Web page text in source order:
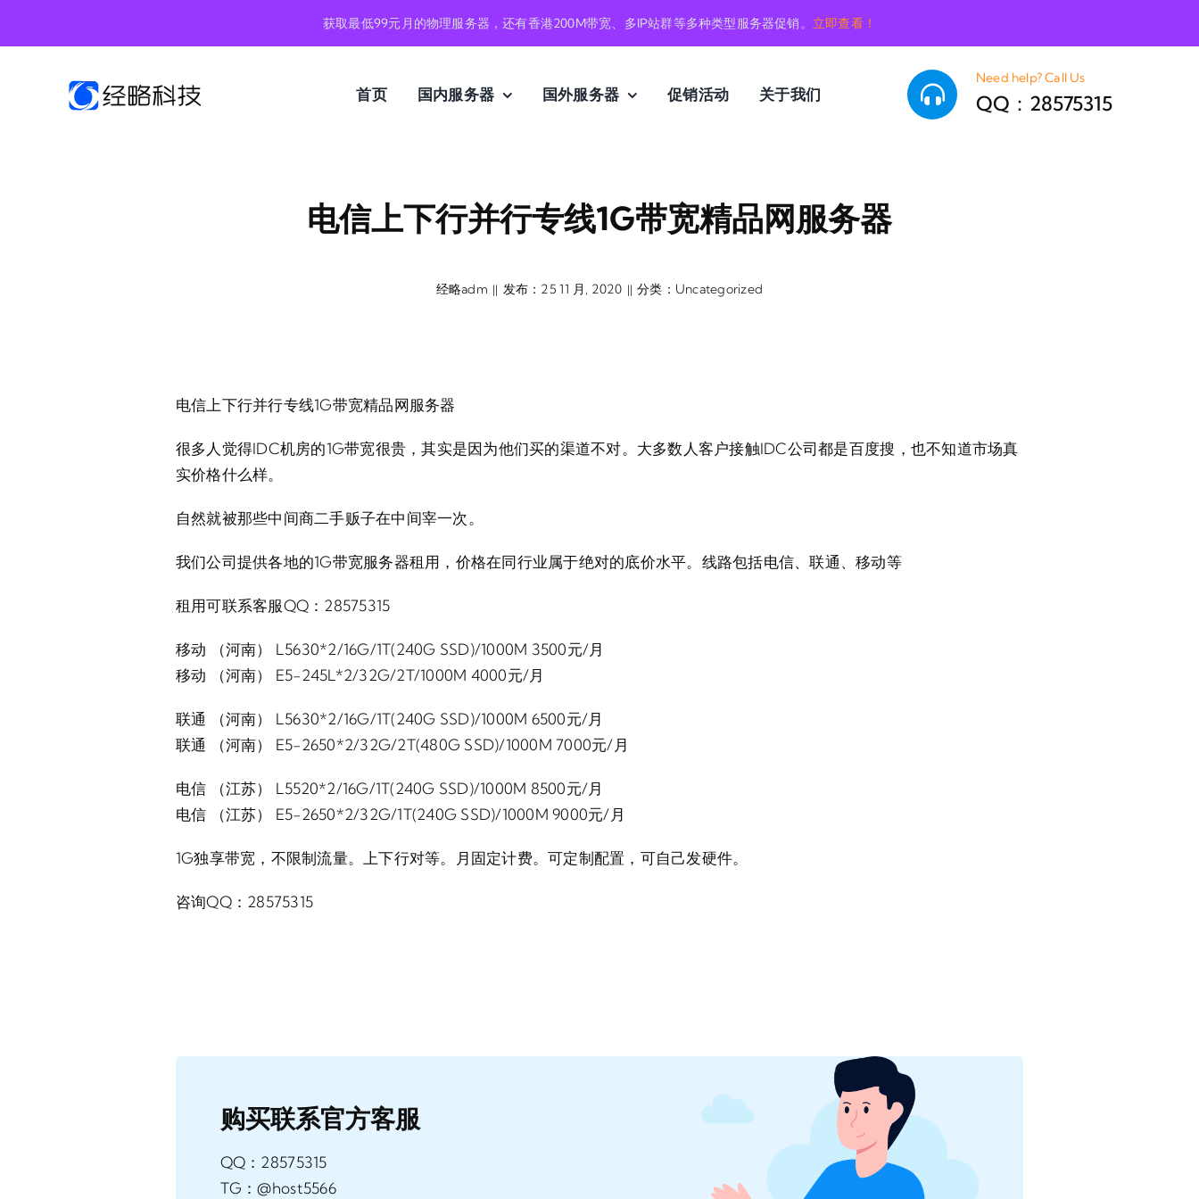
获取最低99元月的物理服务器，还有香港200M带宽、多IP站群等多种类型服务器促销。 立即查看！
首页 国内服务器 国外服务器 促销活动 关于我们
Need help? Call Us
QQ：28575315
电信上下行并行专线1G带宽精品网服务器
经略adm || 发布：25 11 月, 2020 || 分类： Uncategorized
电信上下行并行专线1G带宽精品网服务器
很多人觉得IDC机房的1G带宽很贵，其实是因为他们买的渠道不对。大多数人客户接触IDC公司都是百度搜，也不知道市场真
实价格什么样。
自然就被那些中间商二手贩子在中间宰一次。
我们公司提供各地的1G带宽服务器租用，价格在同行业属于绝对的底价水平。线路包括电信、联通、移动等
租用可联系客服QQ：28575315
移动 （河南） L5630*2/16G/1T(240G SSD)/1000M 3500元/月
移动 （河南） E5-245L*2/32G/2T/1000M 4000元/月
联通 （河南） L5630*2/16G/1T(240G SSD)/1000M 6500元/月
联通 （河南） E5-2650*2/32G/2T(480G SSD)/1000M 7000元/月
电信 （江苏） L5520*2/16G/1T(240G SSD)/1000M 8500元/月
电信 （江苏） E5-2650*2/32G/1T(240G SSD)/1000M 9000元/月
1G独享带宽，不限制流量。上下行对等。月固定计费。可定制配置，可自己发硬件。
咨询QQ：28575315
购买联系官方客服
QQ：28575315
TG：@host5566